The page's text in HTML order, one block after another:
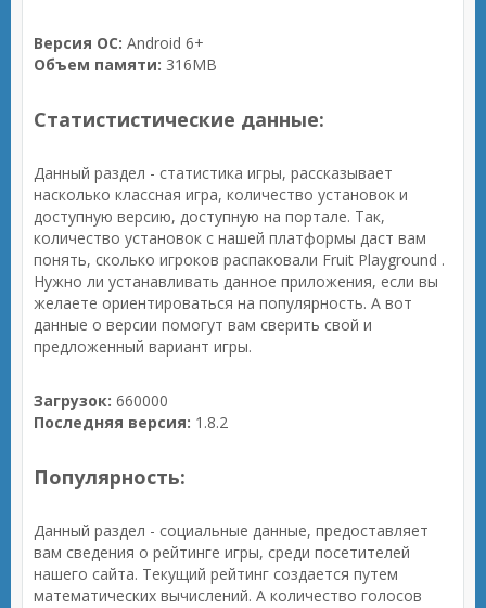
Версия ОС: Android 6+
Объем памяти: 316MB
Статистистические данные:
Данный раздел - статистика игры, рассказывает
насколько классная игра, количество установок и
доступную версию, доступную на портале. Так,
количество установок с нашей платформы даст вам
понять, сколько игроков распаковали Fruit Playground .
Нужно ли устанавливать данное приложения, если вы
желаете ориентироваться на популярность. А вот
данные о версии помогут вам сверить свой и
предложенный вариант игры.
Загрузок: 660000
Последняя версия: 1.8.2
Популярность:
Данный раздел - социальные данные, предоставляет
вам сведения о рейтинге игры, среди посетителей
нашего сайта. Текущий рейтинг создается путем
математических вычислений. А количество голосов